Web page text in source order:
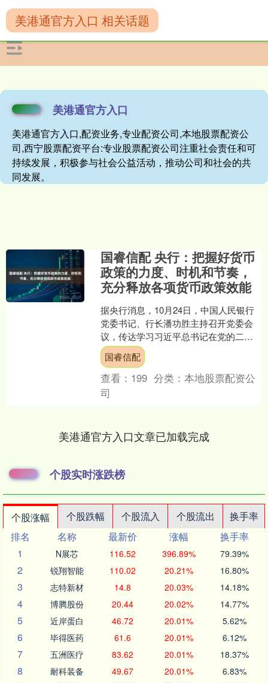
美港通官方入口
美港通官方入口,配资业务,专业配资公司,本地股票配资公
司,西宁股票配资平台:专业股票配资公司注重社会责任和可
持续发展，积极参与社会公益活动，推动公司和社会的共
同发展。
美港通官方入口 相关话题
国睿信配 央行：把握好货币
政策的力度、时机和节奏，
充分释放各项货币政策效能
据央行消息，10月24日，中国人民银行
党委书记、行长潘功胜主持召开党委会
议，传达学习习近平总书记在党的二十
届四中全会上的重要讲话和全会精神，
落实主要金融单位学习....
国睿信配
查看： 199 分类：本地股票配资公
司
美港通官方入口文章已加载完成
个股实时涨跌榜
个股涨幅 个股跌幅 个股流入 个股流出
换手率
排名
名称 最新价 涨幅
换手率
1
N展芯 116.52 396.89% 79.39%
2 锐翔智能 110.02 20.21% 16.80%
3 志特新材 14.8 20.03% 14.18%
4 博腾股份 20.44 20.02% 14.77%
5 近岸蛋白 46.72 20.01% 5.62%
6 毕得医药 61.6 20.01% 6.12%
7 五洲医疗 83.62 20.01% 18.37%
8 耐科装备 49.67 20.01% 6.83%